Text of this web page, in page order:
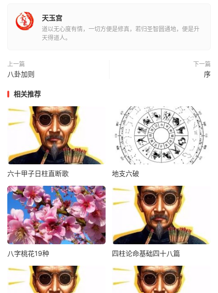
2、箕豹隐山林：
3、虎卧凤阁：
寅酉互见，风雨作霖之征。
4、云龙风虎：
地支寅卯辰巳全，寅卯辰巳须连，倒乱则力弱。
5、龙虎包承：
寅午拱卯辰巳，或丑卯巳拱寅辰，皆是明见暗藏云龙风虎。
（四）卯
1、兔入月宫：
辛卯人8月15前生得己未，己未人秋生得卯时。
2、玉兔东生：
辛卯、癸卯人得寅卯辰全，己未人得癸卯、辛卯亦是。
天玉宫
道以无心度有情，一切方便是修真，若归圣智圆通地，便是升
天得道人。
上一篇
八卦加则
下一篇
序
相关推荐
六十甲子日柱直断歌 地支六破
八字桃花19种 四柱论命基础四十八篇